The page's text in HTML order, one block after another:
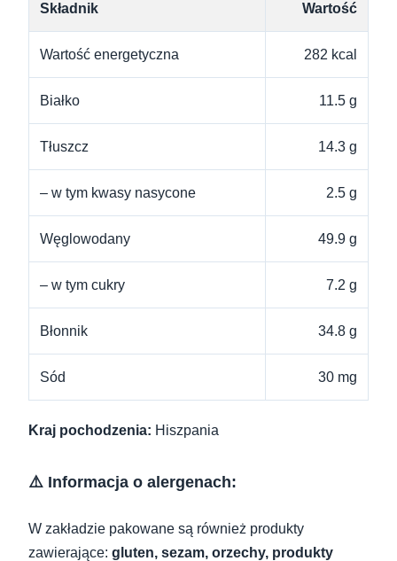
Składnik Wartość
Wartość energetyczna 282 kcal
Białko 11.5 g
Tłuszcz 14.3 g
– w tym kwasy nasycone 2.5 g
Węglowodany 49.9 g
– w tym cukry 7.2 g
Błonnik 34.8 g
Sód 30 mg
Kraj pochodzenia: Hiszpania
⚠️ Informacja o alergenach:
W zakładzie pakowane są również produkty
zawierające: gluten, sezam, orzechy, produkty